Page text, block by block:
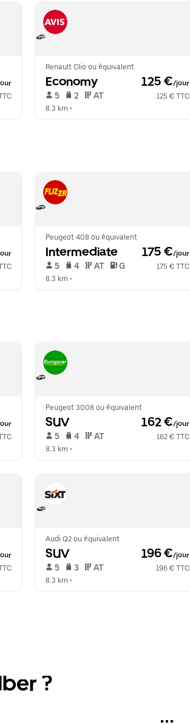
Renault Clio ou équivalent
Economy 125 €/jour
5 2 AT
125 € TTC
8.3 km •
Peugeot 408 ou équivalent
Intermediate 175 €/jour
5 4 AT G
175 € TTC
8.3 km •
Peugeot 3008 ou équivalent
SUV 162 €/jour
5 4 AT
162 € TTC
8.3 km •
Audi Q2 ou équivalent
SUV 196 €/jour
5 3 AT
196 € TTC
8.3 km •
?